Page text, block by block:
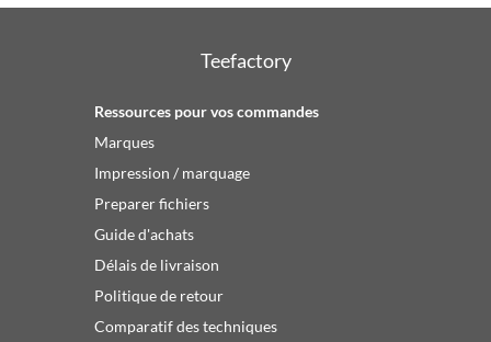
Teefactory
Ressources pour vos commandes
Marques
Impression / marquage
Preparer fichiers
Guide d'achats
Délais de livraison
Politique de retour
Comparatif des techniques